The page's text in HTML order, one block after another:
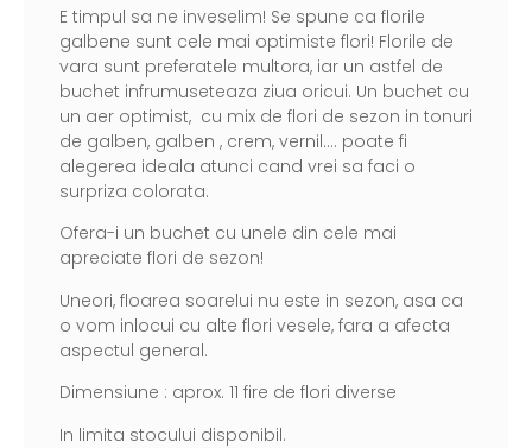
E timpul sa ne inveselim! Se spune ca florile
galbene sunt cele mai optimiste flori! Florile de
vara sunt preferatele multora, iar un astfel de
buchet infrumuseteaza ziua oricui. Un buchet cu
un aer optimist, cu mix de flori de sezon in tonuri
de galben, galben , crem, vernil…. poate fi
alegerea ideala atunci cand vrei sa faci o
surpriza colorata.
Ofera-i un buchet cu unele din cele mai
apreciate flori de sezon!
Uneori, floarea soarelui nu este in sezon, asa ca
o vom inlocui cu alte flori vesele, fara a afecta
aspectul general.
Dimensiune : aprox. 11 fire de flori diverse
In limita stocului disponibil.